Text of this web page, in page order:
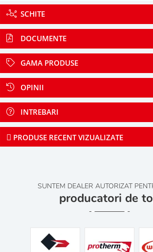
SCHITE
DOCUMENTE
GAMA PRODUSE
OPINII
INTREBARI
PRODUSE RECENT VIZUALIZATE
SUNTEM DEALER AUTORIZAT
producatori de